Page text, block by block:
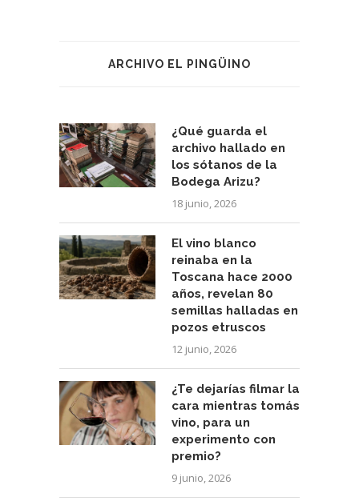
ARCHIVO EL PINGÜINO
¿Qué guarda el
archivo hallado en
los sótanos de la
Bodega Arizu?
18 junio, 2026
El vino blanco
reinaba en la
Toscana hace 2000
años, revelan 80
semillas halladas en
pozos etruscos
12 junio, 2026
¿Te dejarías filmar la
cara mientras tomás
vino, para un
experimento con
premio?
9 junio, 2026